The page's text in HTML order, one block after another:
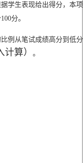
学生表现给出得分，本项
100分。
比例从笔试成绩高分到低分
算） 。